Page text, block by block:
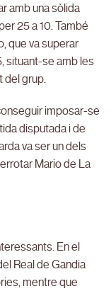
amb una sòlida
25 a 10. També
que va superar
situant-se amb les
del grup.
imposar-se
disputada i de
va ser un dels
Mario de La
En el
Real de Gandia
mentre que